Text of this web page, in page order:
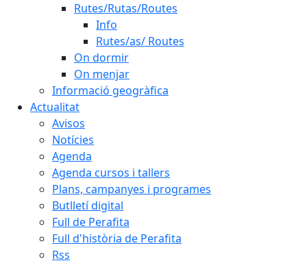
Rutes/Rutas/Routes
Info
Rutes/as/ Routes
On dormir
On menjar
Informació geogràfica
Actualitat
Avisos
Notícies
Agenda
Agenda cursos i tallers
Plans, campanyes i programes
Butlletí digital
Full de Perafita
Full d'història de Perafita
Rss